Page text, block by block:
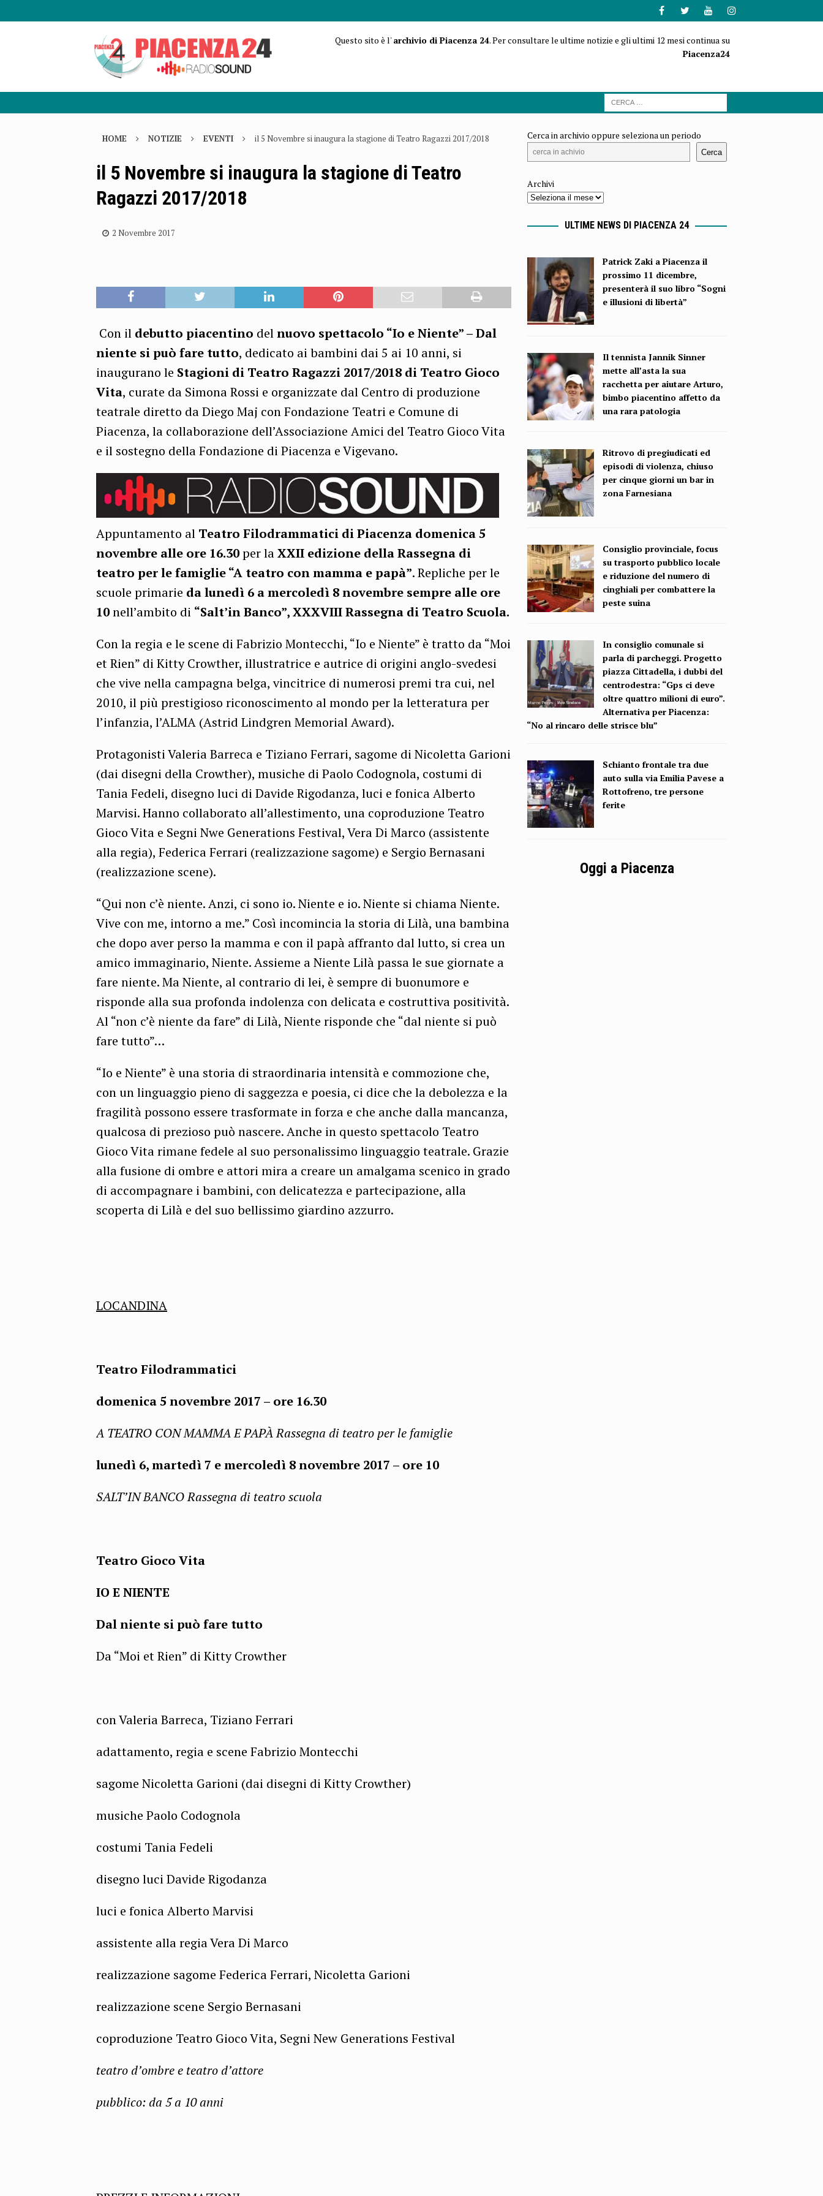
Questo sito è l'archivio di Piacenza 24. Per consultare le ultime notizie e gli ultimi 12 mesi continua su
Piacenza24
HOME NOTIZIE EVENTI il 5 Novembre si inaugura la stagione di Teatro Ragazzi 2017/2018
il 5 Novembre si inaugura la stagione di Teatro
Ragazzi 2017/2018
2 Novembre 2017
Con il debutto piacentino delnuovo spettacolo “Io e Niente” – Dal
niente si può fare tutto, dedicato ai bambini dai 5 ai 10 anni, si
inaugurano le Stagioni di Teatro Ragazzi 2017/2018 di Teatro Gioco
Vita, curate da Simona Rossi e organizzate dal Centro di produzione
teatrale diretto da Diego Maj con Fondazione Teatri e Comune di
Piacenza, la collaborazione dell’Associazione Amici del Teatro Gioco Vita
e il sostegno della Fondazione di Piacenza e Vigevano.
Appuntamento al Teatro Filodrammatici di Piacenza domenica 5
novembre alle ore 16.30per laXXII edizione della Rassegna di
teatro per le famiglie “A teatro con mamma e papà”. Repliche per le
scuole primarie da lunedì 6 a mercoledì 8 novembre sempre alle ore
10nell’ambito di “Salt’in Banco”, XXXVIII Rassegna di Teatro Scuola.
Con la regia e le scene di Fabrizio Montecchi, “Io e Niente” è tratto da “Moi
et Rien” di Kitty Crowther, illustratrice e autrice di origini anglo-svedesi
che vive nella campagna belga, vincitrice di numerosi premi tra cui, nel
2010, il più prestigioso riconoscimento al mondo per la letteratura per
l’infanzia, l’ALMA (Astrid Lindgren Memorial Award).
Protagonisti Valeria Barreca e Tiziano Ferrari, sagome di Nicoletta Garioni
(dai disegni della Crowther), musiche di Paolo Codognola, costumi di
Tania Fedeli, disegno luci di Davide Rigodanza, luci e fonica Alberto
Marvisi. Hanno collaborato all’allestimento, una coproduzione Teatro
Gioco Vita e Segni Nwe Generations Festival, Vera Di Marco (assistente
alla regia), Federica Ferrari (realizzazione sagome) e Sergio Bernasani
(realizzazione scene).
“Qui non c’è niente. Anzi, ci sono io. Niente e io. Niente si chiama Niente.
Vive con me, intorno a me.” Così incomincia la storia di Lilà, una bambina
che dopo aver perso la mamma e con il papà affranto dal lutto, si crea un
amico immaginario, Niente. Assieme a Niente Lilà passa le sue giornate a
fare niente. Ma Niente, al contrario di lei, è sempre di buonumore e
risponde alla sua profonda indolenza con delicata e costruttiva positività.
Al “non c’è niente da fare” di Lilà, Niente risponde che “dal niente si può
fare tutto”…
“Io e Niente” è una storia di straordinaria intensità e commozione che,
con un linguaggio pieno di saggezza e poesia, ci dice che la debolezza e la
fragilità possono essere trasformate in forza e che anche dalla mancanza,
qualcosa di prezioso può nascere. Anche in questo spettacolo Teatro
Gioco Vita rimane fedele al suo personalissimo linguaggio teatrale. Grazie
alla fusione di ombre e attori mira a creare un amalgama scenico in grado
di accompagnare i bambini, con delicatezza e partecipazione, alla
scoperta di Lilà e del suo bellissimo giardino azzurro.
LOCANDINA
Teatro Filodrammatici
domenica 5 novembre 2017 – ore 16.30
A TEATRO CON MAMMA E PAPÀ Rassegna di teatro per le famiglie
lunedì 6, martedì 7 e mercoledì 8 novembre 2017 – ore 10
SALT’IN BANCO Rassegna di teatro scuola
Teatro Gioco Vita
IO E NIENTE
Dal niente si può fare tutto
Da “Moi et Rien” di Kitty Crowther
con Valeria Barreca, Tiziano Ferrari
adattamento, regia e scene Fabrizio Montecchi
sagome Nicoletta Garioni (dai disegni di Kitty Crowther)
musiche Paolo Codognola
costumi Tania Fedeli
disegno luci Davide Rigodanza
luci e fonica Alberto Marvisi
assistente alla regia Vera Di Marco
realizzazione sagome Federica Ferrari, Nicoletta Garioni
realizzazione scene Sergio Bernasani
coproduzione Teatro Gioco Vita, Segni New Generations Festival
teatro d’ombre e teatro d’attore
pubblico: da 5 a 10 anni
Cerca in archivio oppure seleziona un periodo
Cerca
Archivi
ULTIME NEWS DI PIACENZA 24
Patrick Zaki a Piacenza il
prossimo 11 dicembre,
presenterà il suo libro “Sogni
e illusioni di libertà”
Il tennista Jannik Sinner
mette all’asta la sua
racchetta per aiutare Arturo,
bimbo piacentino affetto da
una rara patologia
Ritrovo di pregiudicati ed
episodi di violenza, chiuso
per cinque giorni un bar in
zona Farnesiana
Consiglio provinciale, focus
su trasporto pubblico locale
e riduzione del numero di
cinghiali per combattere la
peste suina
In consiglio comunale si
parla di parcheggi. Progetto
piazza Cittadella, i dubbi del
centrodestra: “Gps ci deve
oltre quattro milioni di euro”.
Alternativa per Piacenza:
“No al rincaro delle strisce blu”
Schianto frontale tra due
auto sulla via Emilia Pavese a
Rottofreno, tre persone
ferite
Oggi a Piacenza